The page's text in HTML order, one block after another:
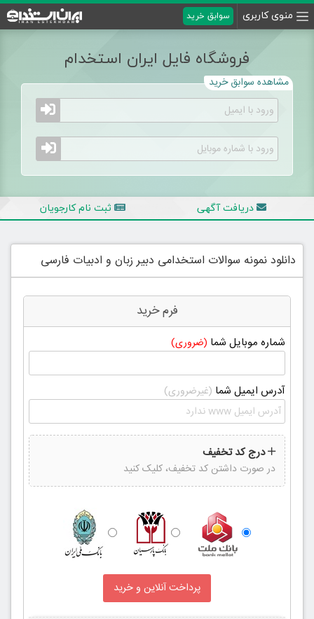
منوی کاربری سوابق خرید
فروشگاه فایل ایران استخدام
مشاهده سوابق خرید
دریافت آگهی ثبت نام کارجویان
دانلود نمونه سوالات استخدامی دبیر زبان و ادبیات فارسی
فرم خرید
شماره موبایل شما (ضروری)
آدرس ایمیل شما (غیرضروری)
درج کد تخفیف
در صورت داشتن کد تخفیف، کلیک کنید